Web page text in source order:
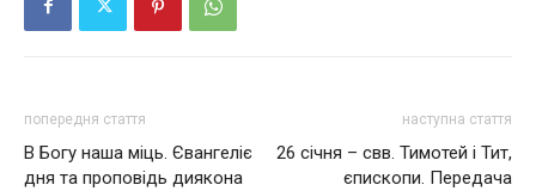
попередня стаття
В Богу наша міць. Євангеліє
дня та проповідь диякона
наступна стаття
26 січня – свв. Тимотей і Тит,
єпископи. Передача